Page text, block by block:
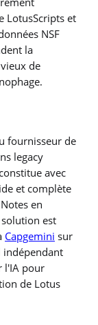
LotusScripts et
NSF
la
de
.
fournisseur de
legacy
avec
et complète
en
solution est
Capgemini sur
indépendant
l'IA pour
de Lotus